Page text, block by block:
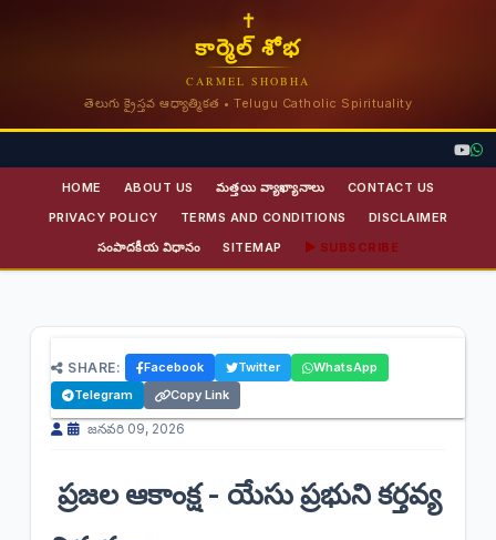
✝
కార్మెల్ శోభ
CARMEL SHOBHA
తెలుగు క్రైస్తవ ఆధ్యాత్మికత • Telugu Catholic Spirituality
HOME ABOUT US మత్తయి వ్యాఖ్యానాలు
CONTACT US
PRIVACY POLICY
TERMS AND CONDITIONS
DISCLAIMER
సంపాదకీయ విధానం
SITEMAP ▶ SUBSCRIBE
మ్రాని కొమ్మల ఆదివారం Telugu | Palm
Sunday వివరణ | కార్మెల్ శోభ
జనవరి 09, 2026
ప్రజల ఆకాంక్ష - యేసు ప్రభుని కర్తవ్య
SHARE: Facebook Twitter
WhatsApp
Telegram
Copy Link